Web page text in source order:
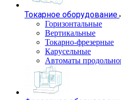
Токарное оборудование
Горизонтальные
Вертикальные
Токарно-фрезерные
Карусельные
Автоматы